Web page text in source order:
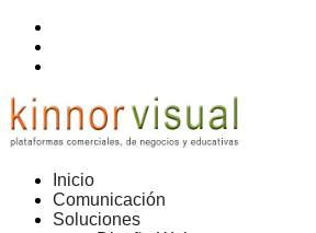
Inicio
Comunicación
Soluciones